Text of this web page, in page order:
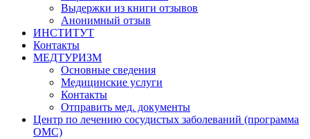
Выдержки из книги отзывов
Анонимный отзыв
ИНСТИТУТ
Контакты
МЕДТУРИЗМ
Основные сведения
Медицинские услуги
Контакты
Отправить мед. документы
Центр по лечению сосудистых заболеваний (программа
ОМС)